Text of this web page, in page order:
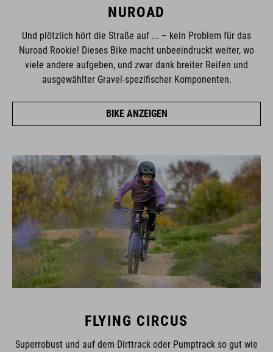
NUROAD
Und plötzlich hört die Straße auf ... – kein Problem für das
Nuroad Rookie! Dieses Bike macht unbeeindruckt weiter, wo
viele andere aufgeben, und zwar dank breiter Reifen und
ausgewählter Gravel-spezifischer Komponenten.
BIKE ANZEIGEN
FLYING CIRCUS
Superrobust und auf dem Dirttrack oder Pumptrack so gut wie